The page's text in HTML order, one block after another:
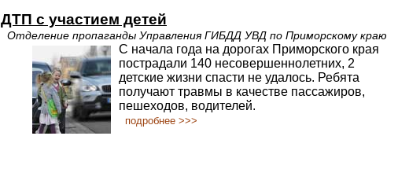
ДТП с участием детей
Отделение пропаганды Управления ГИБДД УВД по Приморскому краю
С начала года на дорогах Приморского края
пострадали 140 несовершеннолетних, 2
детские жизни спасти не удалось. Ребята
получают травмы в качестве пассажиров,
пешеходов, водителей.
подробнее >>>